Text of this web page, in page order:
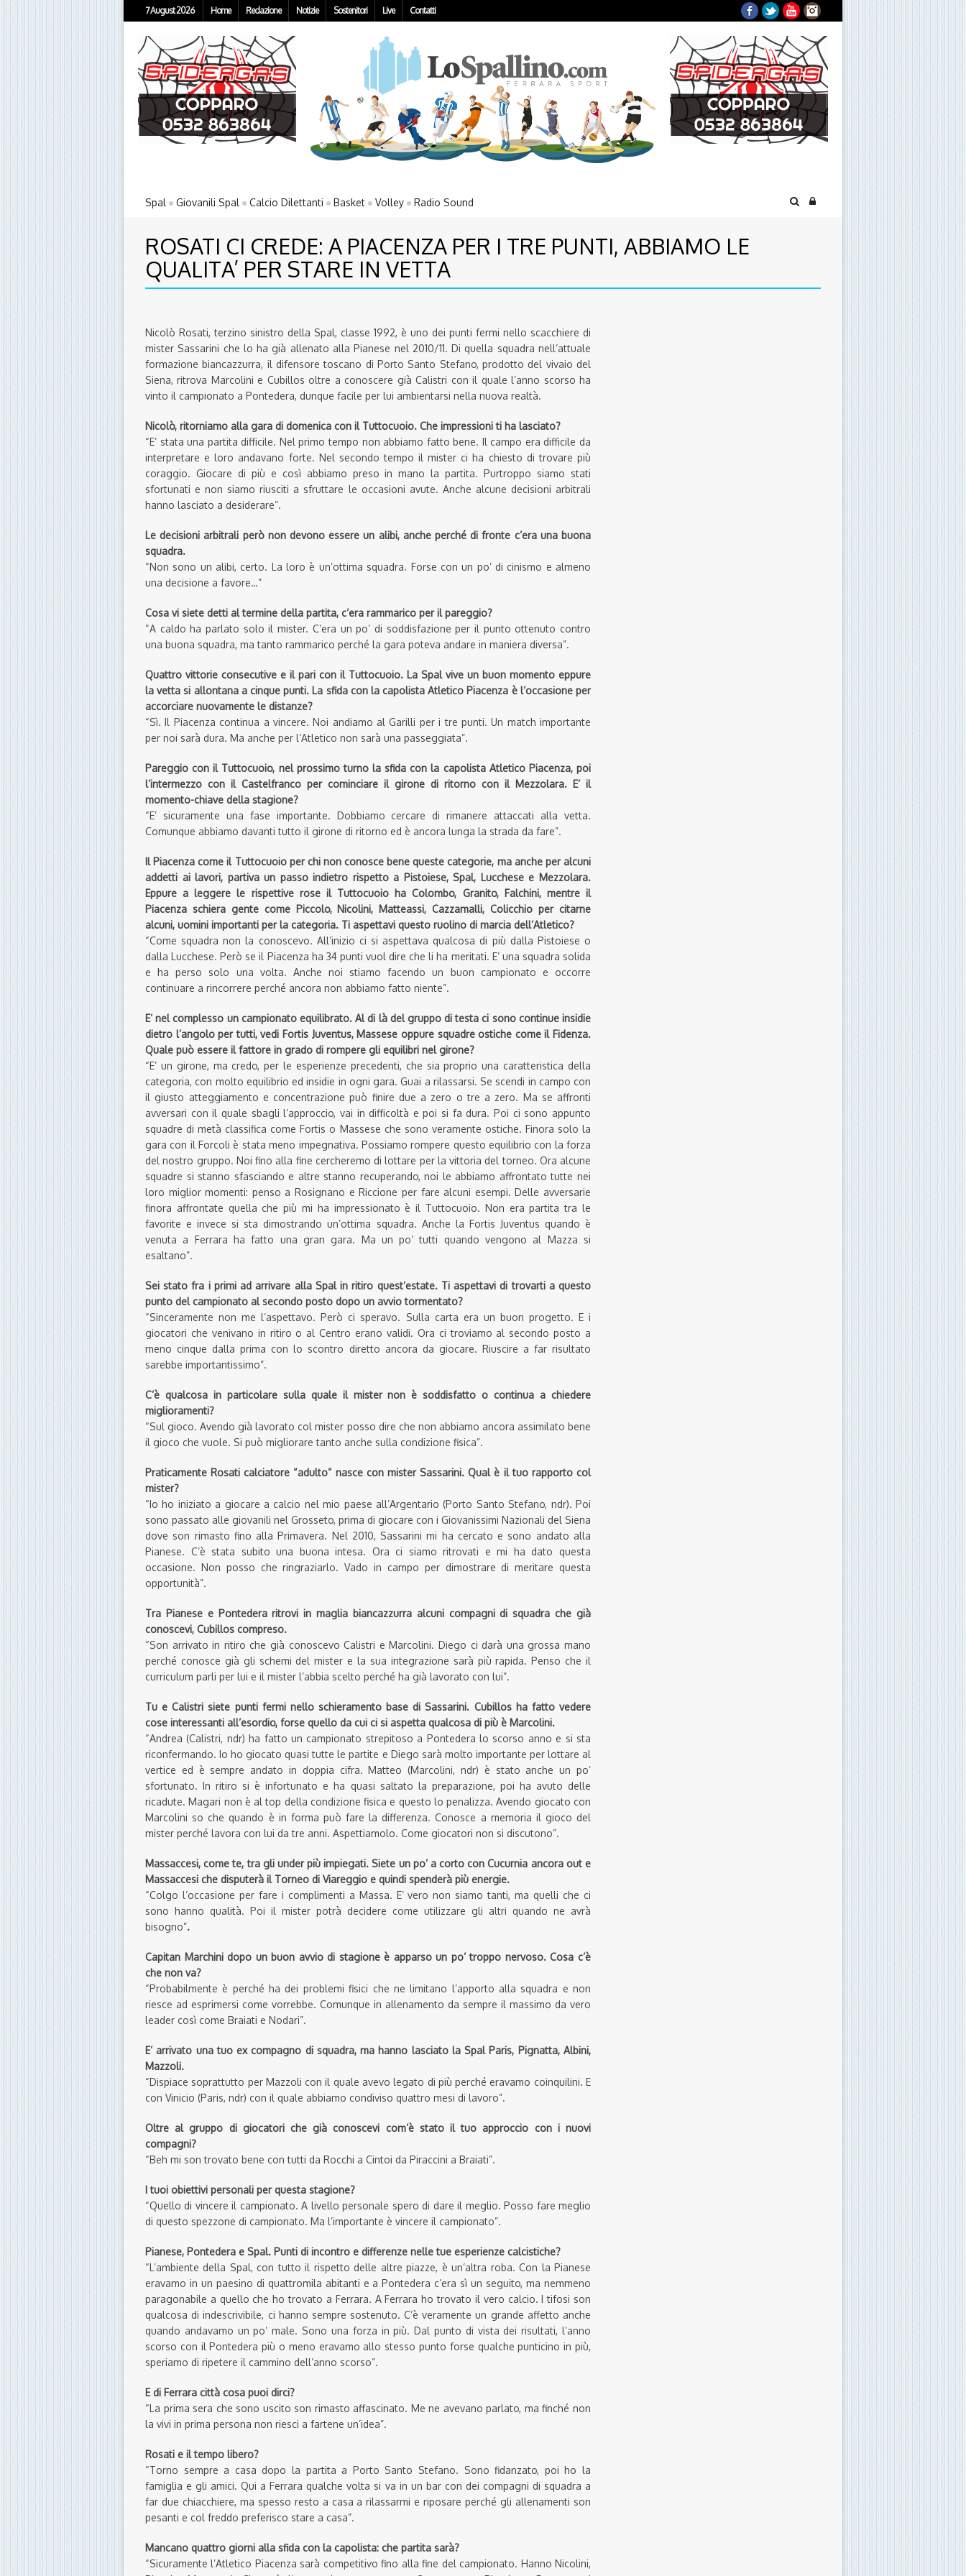
7 August 2026 Home Redazione Notizie Sostenitori Live Contatti Facebook
TwitterYouTubeInstagram
Spal Giovanili Spal Calcio Dilettanti Basket Volley Radio Sound
ROSATI CI CREDE: A PIACENZA PER I TRE PUNTI, ABBIAMO LE
QUALITA’ PER STARE IN VETTA
Nicolò Rosati, terzino sinistro della Spal, classe 1992, è uno dei punti fermi nello scacchiere di
mister Sassarini che lo ha già allenato alla Pianese nel 2010/11. Di quella squadra nell’attuale
formazione biancazzurra, il difensore toscano di Porto Santo Stefano, prodotto del vivaio del
Siena, ritrova Marcolini e Cubillos oltre a conoscere già Calistri con il quale l’anno scorso ha
vinto il campionato a Pontedera, dunque facile per lui ambientarsi nella nuova realtà.
Nicolò, ritorniamo alla gara di domenica con il Tuttocuoio. Che impressioni ti ha lasciato?
“E’ stata una partita difficile. Nel primo tempo non abbiamo fatto bene. Il campo era difficile da
interpretare e loro andavano forte. Nel secondo tempo il mister ci ha chiesto di trovare più
coraggio. Giocare di più e così abbiamo preso in mano la partita. Purtroppo siamo stati
sfortunati e non siamo riusciti a sfruttare le occasioni avute. Anche alcune decisioni arbitrali
hanno lasciato a desiderare”.
Le decisioni arbitrali però non devono essere un alibi, anche perché di fronte c’era una buona
squadra.
“Non sono un alibi, certo. La loro è un’ottima squadra. Forse con un po’ di cinismo e almeno
una decisione a favore…”
Cosa vi siete detti al termine della partita, c’era rammarico per il pareggio?
“A caldo ha parlato solo il mister. C’era un po’ di soddisfazione per il punto ottenuto contro
una buona squadra, ma tanto rammarico perché la gara poteva andare in maniera diversa”.
Quattro vittorie consecutive e il pari con il Tuttocuoio. La Spal vive un buon momento eppure
la vetta si allontana a cinque punti. La sfida con la capolista Atletico Piacenza è l’occasione per
accorciare nuovamente le distanze?
“Sì. Il Piacenza continua a vincere. Noi andiamo al Garilli per i tre punti. Un match importante
per noi sarà dura. Ma anche per l’Atletico non sarà una passeggiata”.
Pareggio con il Tuttocuoio, nel prossimo turno la sfida con la capolista Atletico Piacenza, poi
l’intermezzo con il Castelfranco per cominciare il girone di ritorno con il Mezzolara. E’ il
momento-chiave della stagione?
“E’ sicuramente una fase importante. Dobbiamo cercare di rimanere attaccati alla vetta.
Comunque abbiamo davanti tutto il girone di ritorno ed è ancora lunga la strada da fare”.
Il Piacenza come il Tuttocuoio per chi non conosce bene queste categorie, ma anche per alcuni
addetti ai lavori, partiva un passo indietro rispetto a Pistoiese, Spal, Lucchese e Mezzolara.
Eppure a leggere le rispettive rose il Tuttocuoio ha Colombo, Granito, Falchini, mentre il
Piacenza schiera gente come Piccolo, Nicolini, Matteassi, Cazzamalli, Colicchio per citarne
alcuni, uomini importanti per la categoria. Ti aspettavi questo ruolino di marcia dell’Atletico?
“Come squadra non la conoscevo. All’inizio ci si aspettava qualcosa di più dalla Pistoiese o
dalla Lucchese. Però se il Piacenza ha 34 punti vuol dire che li ha meritati. E’ una squadra solida
e ha perso solo una volta. Anche noi stiamo facendo un buon campionato e occorre
continuare a rincorrere perché ancora non abbiamo fatto niente”.
E’ nel complesso un campionato equilibrato. Al di là del gruppo di testa ci sono continue insidie
dietro l’angolo per tutti, vedi Fortis Juventus, Massese oppure squadre ostiche come il Fidenza.
Quale può essere il fattore in grado di rompere gli equilibri nel girone?
“E’ un girone, ma credo, per le esperienze precedenti, che sia proprio una caratteristica della
categoria, con molto equilibrio ed insidie in ogni gara. Guai a rilassarsi. Se scendi in campo con
il giusto atteggiamento e concentrazione può finire due a zero o tre a zero. Ma se affronti
avversari con il quale sbagli l’approccio, vai in difficoltà e poi si fa dura. Poi ci sono appunto
squadre di metà classifica come Fortis o Massese che sono veramente ostiche. Finora solo la
gara con il Forcoli è stata meno impegnativa. Possiamo rompere questo equilibrio con la forza
del nostro gruppo. Noi fino alla fine cercheremo di lottare per la vittoria del torneo. Ora alcune
squadre si stanno sfasciando e altre stanno recuperando, noi le abbiamo affrontato tutte nei
loro miglior momenti: penso a Rosignano e Riccione per fare alcuni esempi. Delle avversarie
finora affrontate quella che più mi ha impressionato è il Tuttocuoio. Non era partita tra le
favorite e invece si sta dimostrando un’ottima squadra. Anche la Fortis Juventus quando è
venuta a Ferrara ha fatto una gran gara. Ma un po’ tutti quando vengono al Mazza si
esaltano”.
Sei stato fra i primi ad arrivare alla Spal in ritiro quest’estate. Ti aspettavi di trovarti a questo
punto del campionato al secondo posto dopo un avvio tormentato?
“Sinceramente non me l’aspettavo. Però ci speravo. Sulla carta era un buon progetto. E i
giocatori che venivano in ritiro o al Centro erano validi. Ora ci troviamo al secondo posto a
meno cinque dalla prima con lo scontro diretto ancora da giocare. Riuscire a far risultato
sarebbe importantissimo”.
C’è qualcosa in particolare sulla quale il mister non è soddisfatto o continua a chiedere
miglioramenti?
“Sul gioco. Avendo già lavorato col mister posso dire che non abbiamo ancora assimilato bene
il gioco che vuole. Si può migliorare tanto anche sulla condizione fisica”.
Praticamente Rosati calciatore “adulto” nasce con mister Sassarini. Qual è il tuo rapporto col
mister?
“Io ho iniziato a giocare a calcio nel mio paese all’Argentario (Porto Santo Stefano, ndr). Poi
sono passato alle giovanili nel Grosseto, prima di giocare con i Giovanissimi Nazionali del Siena
dove son rimasto fino alla Primavera. Nel 2010, Sassarini mi ha cercato e sono andato alla
Pianese. C’è stata subito una buona intesa. Ora ci siamo ritrovati e mi ha dato questa
occasione. Non posso che ringraziarlo. Vado in campo per dimostrare di meritare questa
opportunità”.
Tra Pianese e Pontedera ritrovi in maglia biancazzurra alcuni compagni di squadra che già
conoscevi, Cubillos compreso.
“Son arrivato in ritiro che già conoscevo Calistri e Marcolini. Diego ci darà una grossa mano
perché conosce già gli schemi del mister e la sua integrazione sarà più rapida. Penso che il
curriculum parli per lui e il mister l’abbia scelto perché ha già lavorato con lui”.
Tu e Calistri siete punti fermi nello schieramento base di Sassarini. Cubillos ha fatto vedere
cose interessanti all’esordio, forse quello da cui ci si aspetta qualcosa di più è Marcolini.
“Andrea (Calistri, ndr) ha fatto un campionato strepitoso a Pontedera lo scorso anno e si sta
riconfermando. Io ho giocato quasi tutte le partite e Diego sarà molto importante per lottare al
vertice ed è sempre andato in doppia cifra. Matteo (Marcolini, ndr) è stato anche un po’
sfortunato. In ritiro si è infortunato e ha quasi saltato la preparazione, poi ha avuto delle
ricadute. Magari non è al top della condizione fisica e questo lo penalizza. Avendo giocato con
Marcolini so che quando è in forma può fare la differenza. Conosce a memoria il gioco del
mister perché lavora con lui da tre anni. Aspettiamolo. Come giocatori non si discutono”.
Massaccesi, come te, tra gli under più impiegati. Siete un po’ a corto con Cucurnia ancora out e
Massaccesi che disputerà il Torneo di Viareggio e quindi spenderà più energie.
“Colgo l’occasione per fare i complimenti a Massa. E’ vero non siamo tanti, ma quelli che ci
sono hanno qualità. Poi il mister potrà decidere come utilizzare gli altri quando ne avrà
bisogno”.
Capitan Marchini dopo un buon avvio di stagione è apparso un po’ troppo nervoso. Cosa c’è
che non va?
“Probabilmente è perché ha dei problemi fisici che ne limitano l’apporto alla squadra e non
riesce ad esprimersi come vorrebbe. Comunque in allenamento da sempre il massimo da vero
leader così come Braiati e Nodari”.
E’ arrivato una tuo ex compagno di squadra, ma hanno lasciato la Spal Paris, Pignatta, Albini,
Mazzoli.
“Dispiace soprattutto per Mazzoli con il quale avevo legato di più perché eravamo coinquilini. E
con Vinicio (Paris, ndr) con il quale abbiamo condiviso quattro mesi di lavoro”.
Oltre al gruppo di giocatori che già conoscevi com’è stato il tuo approccio con i nuovi
compagni?
“Beh mi son trovato bene con tutti da Rocchi a Cintoi da Piraccini a Braiati”.
I tuoi obiettivi personali per questa stagione?
“Quello di vincere il campionato. A livello personale spero di dare il meglio. Posso fare meglio
di questo spezzone di campionato. Ma l’importante è vincere il campionato”.
Pianese, Pontedera e Spal. Punti di incontro e differenze nelle tue esperienze calcistiche?
“L’ambiente della Spal, con tutto il rispetto delle altre piazze, è un’altra roba. Con la Pianese
eravamo in un paesino di quattromila abitanti e a Pontedera c’era sì un seguito, ma nemmeno
paragonabile a quello che ho trovato a Ferrara. A Ferrara ho trovato il vero calcio. I tifosi son
qualcosa di indescrivibile, ci hanno sempre sostenuto. C’è veramente un grande affetto anche
quando andavamo un po’ male. Sono una forza in più. Dal punto di vista dei risultati, l’anno
scorso con il Pontedera più o meno eravamo allo stesso punto forse qualche punticino in più,
speriamo di ripetere il cammino dell’anno scorso”.
E di Ferrara città cosa puoi dirci?
“La prima sera che sono uscito son rimasto affascinato. Me ne avevano parlato, ma finché non
la vivi in prima persona non riesci a fartene un’idea”.
Rosati e il tempo libero?
“Torno sempre a casa dopo la partita a Porto Santo Stefano. Sono fidanzato, poi ho la
famiglia e gli amici. Qui a Ferrara qualche volta si va in un bar con dei compagni di squadra a
far due chiacchiere, ma spesso resto a casa a rilassarmi e riposare perché gli allenamenti son
pesanti e col freddo preferisco stare a casa”.
Mancano quattro giorni alla sfida con la capolista: che partita sarà?
“Sicuramente l’Atletico Piacenza sarà competitivo fino alla fine del campionato. Hanno Nicolini,